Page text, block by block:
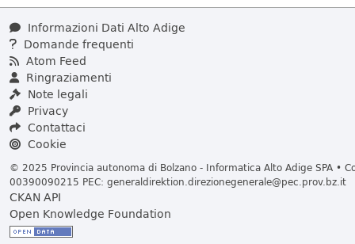
Informazioni Dati Alto Adige
Domande frequenti
Atom Feed
Ringraziamenti
Note legali
Privacy
Contattaci
Cookie
© 2025 Provincia autonoma di Bolzano - Informatica Alto Adige SPA •
00390090215 PEC: generaldirektion.direzionegenerale@pec.prov.bz.it
CKAN API
Open Knowledge Foundation